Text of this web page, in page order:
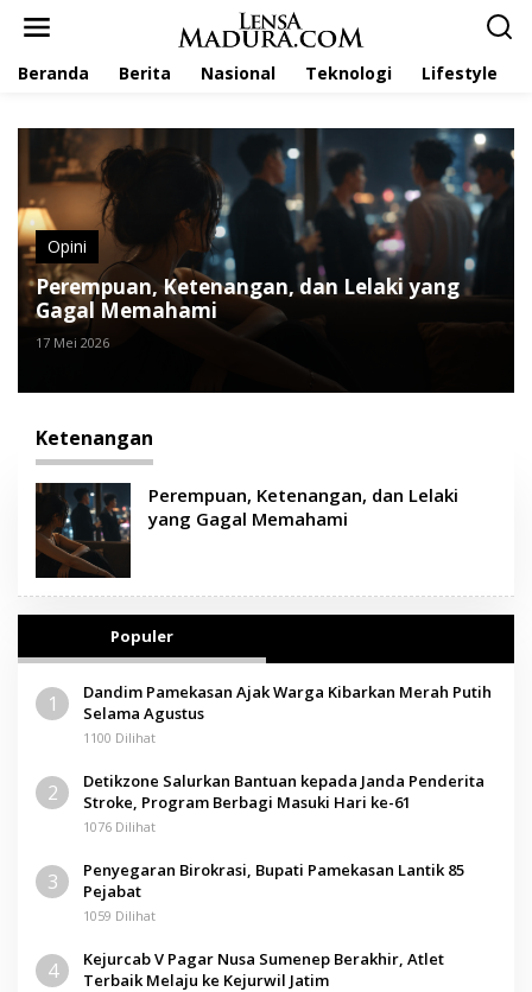
Beranda Berita Nasional Teknologi Lifestyle
Opini
Perempuan, Ketenangan, dan Lelaki yang
Gagal Memahami
17 Mei 2026
Ketenangan
Perempuan, Ketenangan, dan Lelaki
yang Gagal Memahami
Populer
1
Dandim Pamekasan Ajak Warga Kibarkan Merah Putih
Selama Agustus
1100 Dilihat
2
Detikzone Salurkan Bantuan kepada Janda Penderita
Stroke, Program Berbagi Masuki Hari ke-61
1076 Dilihat
3
Penyegaran Birokrasi, Bupati Pamekasan Lantik 85
Pejabat
1059 Dilihat
4
Kejurcab V Pagar Nusa Sumenep Berakhir, Atlet
Terbaik Melaju ke Kejurwil Jatim